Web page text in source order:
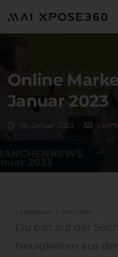
Online
Januar 2023
18. Januar 2023
Lesedauer: 5 Minuten
Du bist auf der
Neuigkeiten aus